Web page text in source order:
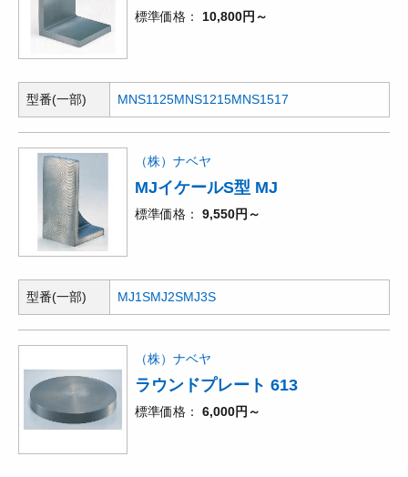
標準価格 10,800円～
型番(一部) MNS1125MNS1215MNS1517
（株）ナベヤ
MJイケールS型 MJ
標準価格 9,550円～
型番(一部) MJ1SMJ2SMJ3S
（株）ナベヤ
ラウンドプレート 613
標準価格 6,000円～